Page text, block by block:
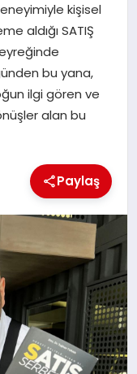
kişisel
aldığı SATIŞ
bu yana,
ilgi gören ve
alan bu
Paylaş